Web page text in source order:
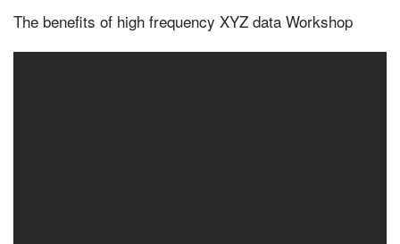
The benefits of high frequency XYZ data Workshop